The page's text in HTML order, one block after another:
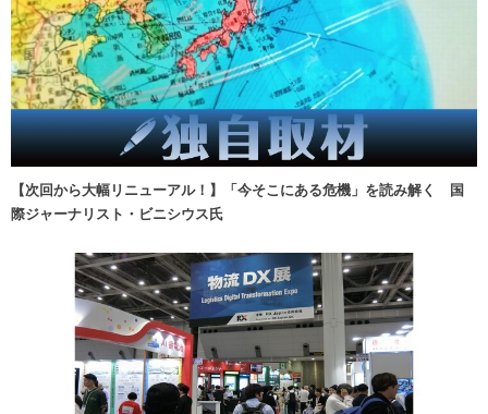
【次回から大幅リニューアル！】「今そこにある危機」を読み解く 国
際ジャーナリスト・ビニシウス氏